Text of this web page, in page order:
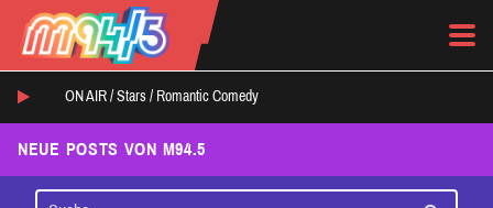
ON AIR / Stars / Romantic Comedy
NEUE POSTS VON M94.5